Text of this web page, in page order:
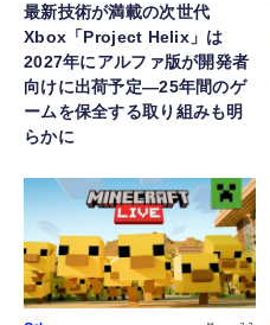
最新技術が満載の次世代
Xbox「Project Helix」は
2027年にアルファ版が開発者
向けに出荷予定―25年間のゲ
ームを保全する取り組みも明
らかに